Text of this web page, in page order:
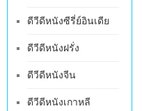
ดีวีดีหนังซีรี่ย์อินเดีย
ดีวีดีหนังฝรั่ง
ดีวีดีหนังจีน
ดีวีดีหนังเกาหลี